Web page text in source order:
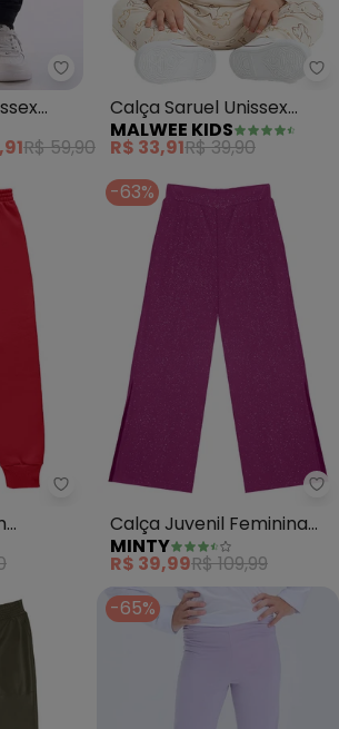
Quimby - Calça Infantil
R$ 59,90
Calça Saruel Unissex
Ursinhos (Off White)
MALWEE KIDS
R$ 33,91R$ 39,90
Marlan - Calça Unissex em
-63%
Calça Juvenil Feminina
em Ribana Canelada
(Roxo)
MINTY
R$ 39,99R$ 109,99
-65%